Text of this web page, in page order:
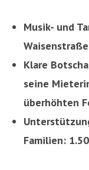
Musik- und
Klare
seine
überhöhten
Familien: